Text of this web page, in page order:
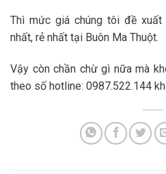
Thì mức giá chúng tôi đề
nhất, rẻ nhất tại Buôn Ma Thuột.
Vậy còn chần chừ gì nữa mà
theo số hotline: 0987.522.144